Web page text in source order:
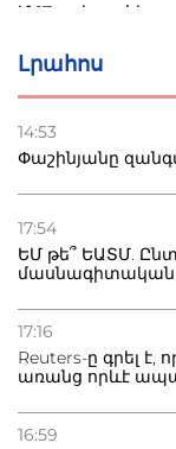
Լրահոս
14:53
Փաշինյանը
17:54
ԵՄ թե՞ ԵԱՏՄ.
մասնագիտական
17:16
Reuters-ը գրել է,
առանց որևէ
16:59
Մ-17 աշխարհի
22.07.2026
տուժածներ կան
21.07.2026
Դատվածություն
բնակվել
20.07.2026
Բաքվի բանտից
Փաշինյանին